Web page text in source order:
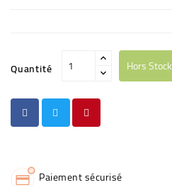
Quantité Hors Stock
Paiement sécurisé